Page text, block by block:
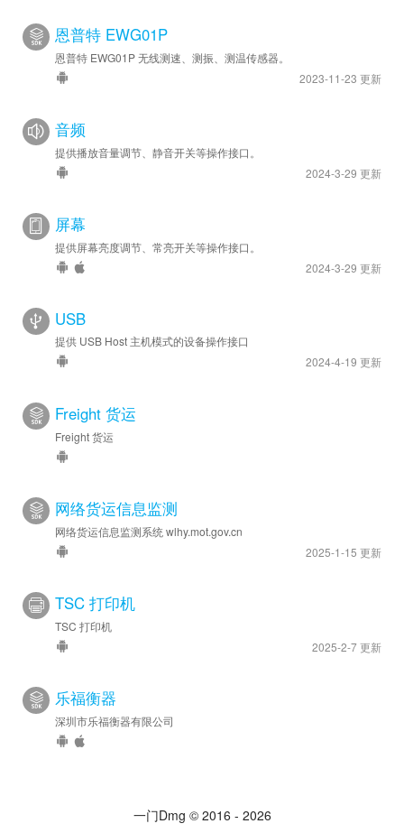
恩普特 EWG01P
恩普特 EWG01P 无线测速、测振、测温传感器。
2023-11-23 更新
音频
提供播放音量调节、静音开关等操作接口。
2024-3-29 更新
屏幕
提供屏幕亮度调节、常亮开关等操作接口。
2024-3-29 更新
USB
提供 USB Host 主机模式的设备操作接口
2024-4-19 更新
Freight 货运
Freight 货运
网络货运信息监测
网络货运信息监测系统 wlhy.mot.gov.cn
2025-1-15 更新
TSC 打印机
TSC 打印机
2025-2-7 更新
乐福衡器
深圳市乐福衡器有限公司
一门Dmg © 2016 - 2026